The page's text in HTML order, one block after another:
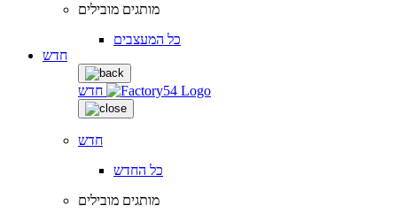
מותגים מובילים
כל המעצבים
חדש
חדש
חדש
כל החדש
מותגים מובילים